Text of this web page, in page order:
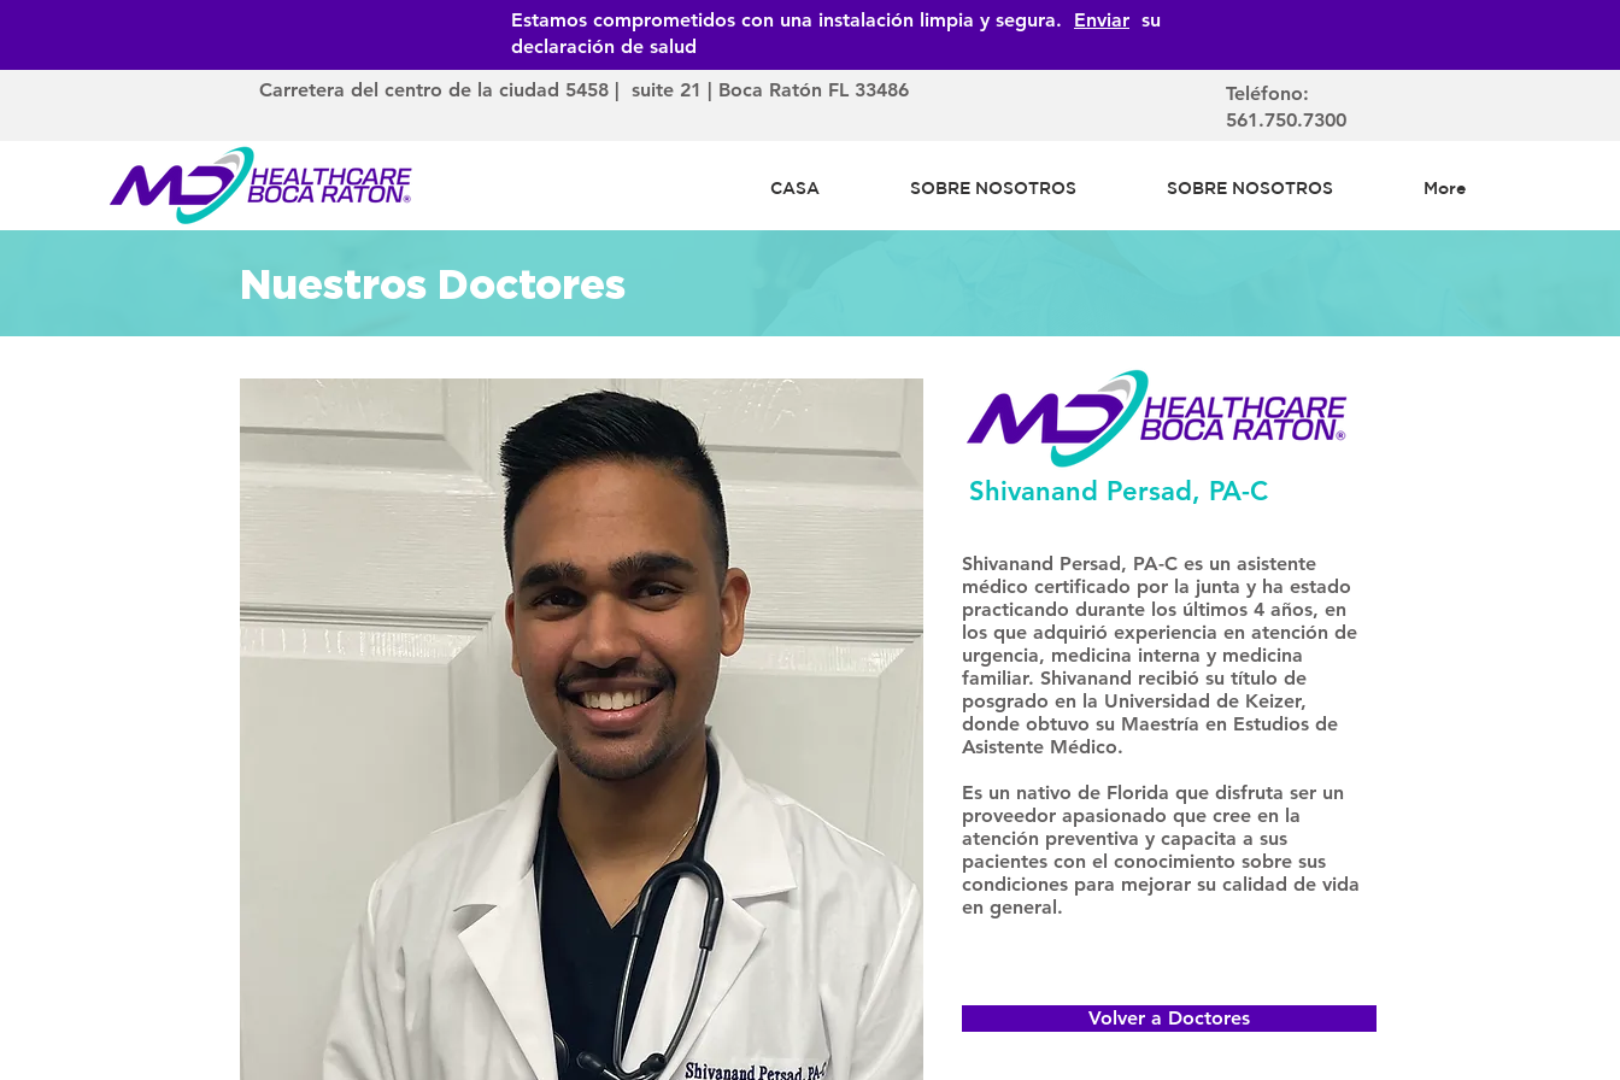
Estamos comprometidos con una instalación limpia y segura. Enviar su
declaración de salud
Carretera del centro de la ciudad 5458 | suite 21 | Boca Ratón FL 33486
Teléfono:
561.750.7300
CASA SOBRE NOSOTROS SOBRE NOSOTROS More
Nuestros Doctores
Shivanand Persad, PA-C
Shivanand Persad, PA-C es un asistente
médico certificado por la junta y ha estado
practicando durante los últimos 4 años, en
los que adquirió experiencia en atención de
urgencia, medicina interna y medicina
familiar. Shivanand recibió su título de
posgrado en la Universidad de Keizer,
donde obtuvo su Maestría en Estudios de
Asistente Médico.
Es un nativo de Florida que disfruta ser un
proveedor apasionado que cree en la
atención preventiva y capacita a sus
pacientes con el conocimiento sobre sus
condiciones para mejorar su calidad de vida
en general.
Volver a Doctores